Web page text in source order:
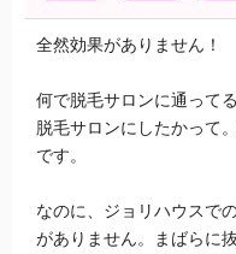
全然効果がありません！
何で脱毛サロンに通って
脱毛サロンにしたかって
です。
なのに、ジョリハウスで
がありません。まばらに